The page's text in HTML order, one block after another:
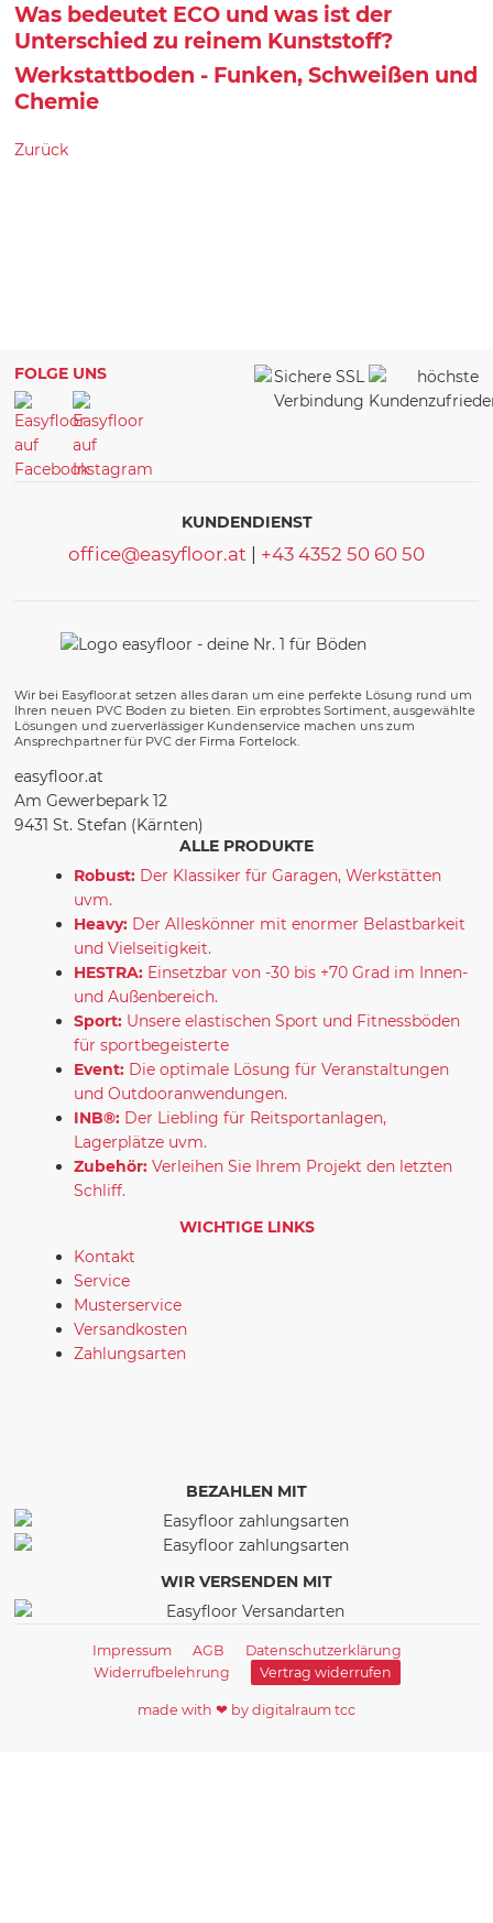
Was bedeutet ECO und was ist der
Unterschied zu reinem Kunststoff?
Werkstattboden - Funken, Schweißen und
Chemie
Zurück
FOLGE UNS
KUNDENDIENST
office@easyfloor.at +43 4352 50 60 50
Wir bei Easyfloor.at setzen alles daran um eine perfekte Lösung rund um
Ihren neuen PVC Boden zu bieten. Ein erprobtes Sortiment, ausgewählte
Lösungen und zuerverlässiger Kundenservice machen uns zum
Ansprechpartner für PVC der Firma Fortelock.
easyfloor.at
Am Gewerbepark 12
9431 St. Stefan (Kärnten)
ALLE PRODUKTE
Robust: Der Klassiker für Garagen, Werkstätten
uvm.
Heavy: Der Alleskönner mit enormer Belastbarkeit
und Vielseitigkeit.
HESTRA: Einsetzbar von -30 bis +70 Grad im Innen-
und Außenbereich.
Sport: Unsere elastischen Sport und Fitnessböden
für sportbegeisterte
Event: Die optimale Lösung für Veranstaltungen
und Outdooranwendungen.
INB®: Der Liebling für Reitsportanlagen,
Lagerplätze uvm.
Zubehör: Verleihen Sie Ihrem Projekt den letzten
Schliff.
WICHTIGE LINKS
Kontakt
Service
Musterservice
Versandkosten
Zahlungsarten
BEZAHLEN MIT
WIR VERSENDEN MIT
Impressum AGB
Datenschutzerklärung
Widerrufbelehrung
Vertrag widerrufen
made with ❤ by digitalraum tcc